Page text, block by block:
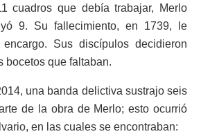
cuadros que debía trabajar, Merlo
9. Su fallecimiento, en 1739, le
Sus discípulos decidieron
bocetos que faltaban.
una banda delictiva sustrajo seis
de la obra de Merlo; esto ocurrió
en las cuales se encontraban: